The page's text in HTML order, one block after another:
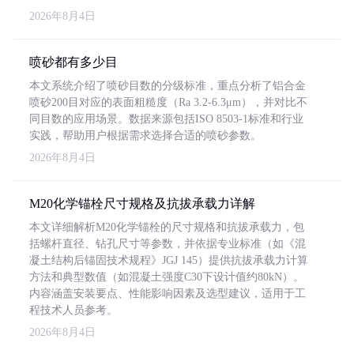
2026年8月4日
喷砂都有多少目
本文系统介绍了喷砂目数的分级标准，重点分析了铝合金
喷砂200目对应的表面粗糙度（Ra 3.2-6.3μm），并对比不
同目数的应用场景。数据来源包括ISO 8503-1标准和行业
实践，帮助用户根据需求选择合适的喷砂参数。
2026年8月4日
M20化学锚栓尺寸规格及抗拔承载力详解
本文详细解析M20化学锚栓的尺寸规格和抗拔承载力，包
括螺杆直径、钻孔尺寸等参数，并依据专业标准（如《混
凝土结构后锚固技术规程》JGJ 145）提供抗拔承载力计算
方法和典型数值（如混凝土强度C30下设计值约80kN）。
内容涵盖安装要点、性能影响因素及选型建议，适用于工
程技术人员参考。
2026年8月4日